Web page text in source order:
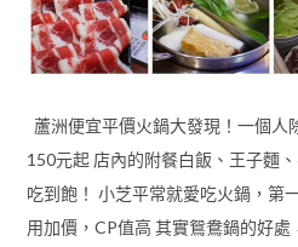
蘆洲便宜平價火鍋大發現！一個人
150元起 店內的附餐白飯、王子麵
吃到飽！ 小芝平常就愛吃火鍋，第
用加價，CP值高 其實鴛鴦鍋的好